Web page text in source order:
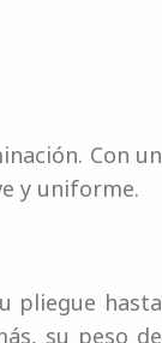
Con un
y uniforme.
pliegue hasta
su peso de